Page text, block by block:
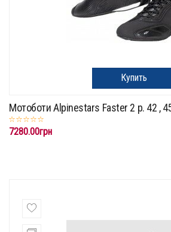
Купить
Мотоботи Alpinestars Faster 2 р. 42 ,
7280.00грн